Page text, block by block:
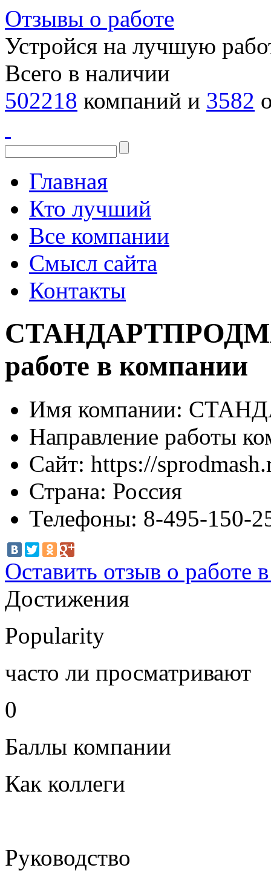
Отзывы о работе
Устройся на лучшую
Всего в наличии
502218 компаний и 3582
Главная
Кто лучший
Все компании
Смысл сайта
Контакты
работе в компании
Имя компании:
Направление работы
Сайт: https://
Страна: Россия
Телефоны: 8-495-150-
Оставить отзыв о работе
Достижения
Popularity
часто ли просматривают
0
Баллы компании
Как коллеги
Руководство